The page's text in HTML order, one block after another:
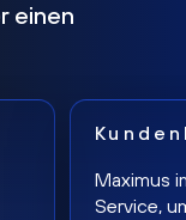
einen
Maximus
Service,